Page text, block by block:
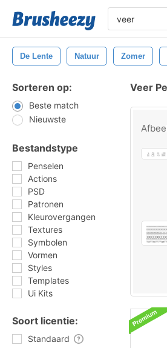
De Lente Natuur Zomer
Sorteren op:
Beste match
Nieuwste
Bestandstype
Penselen
Actions
PSD
Patronen
Kleurovergangen
Textures
Symbolen
Vormen
Styles
Templates
Ui Kits
Soort licentie:
Standaard
Veer